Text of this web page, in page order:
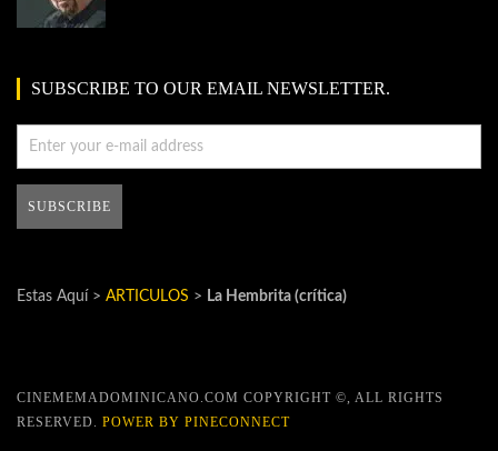
SUBSCRIBE TO OUR EMAIL NEWSLETTER.
Estas Aquí > ARTICULOS > La Hembrita (crítica)
CINEMEMADOMINICANO.COM COPYRIGHT ©, ALL RIGHTS
RESERVED. POWER BY PINECONNECT